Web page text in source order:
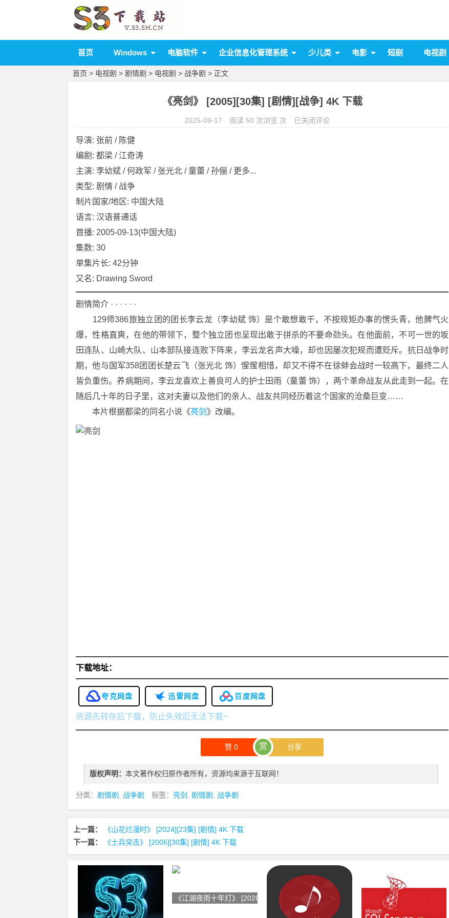
首页 Windows 电脑软件 企业信息化管理系统 少儿类 电影 短剧 电视剧
首页 > 电视剧 > 剧情剧 > 电视剧 > 战争剧 > 正文
《亮剑》 [2005][30集] [剧情][战争] 4K 下载
2025-09-17 阅读 50 次浏览 次 已关闭评论
导演: 张前 / 陈健
编剧: 都梁 / 江奇涛
主演: 李幼斌 / 何政军 / 张光北 / 童蕾 / 孙俪 / 更多...
类型: 剧情 / 战争
制片国家/地区: 中国大陆
语言: 汉语普通话
首播: 2005-09-13(中国大陆)
集数: 30
单集片长: 42分钟
又名: Drawing Sword
剧情简介 · · · · · ·
129师386旅独立团的团长李云龙（李幼斌 饰）是个敢想敢干，不按规矩办事的愣头青，他脾气火
爆，性格直爽，在他的带领下，整个独立团也呈现出敢于拼杀的不要命劲头。在他面前，不可一世的坂
田连队、山崎大队、山本部队接连败下阵来，李云龙名声大噪，却也因屡次犯规而遭贬斥。抗日战争时
期，他与国军358团团长楚云飞（张光北 饰）惺惺相惜，却又不得不在徐蚌会战时一较高下，最终二人
皆负重伤。养病期间，李云龙喜欢上善良可人的护士田雨（童蕾 饰），两个革命战友从此走到一起。在
随后几十年的日子里，这对夫妻以及他们的亲人、战友共同经历着这个国家的沧桑巨变……
本片根据都梁的同名小说《亮剑 》改编。
下载地址：
夸克网盘 迅雷网盘 百度网盘
资源先转存后下载，防止失效后无法下载~
赞 0 赏 分享
版权声明：本文著作权归原作者所有，资源均来源于互联网！
分类： 剧情剧 战争剧 标签： 亮剑 剧情剧 战争剧
上一篇：
《山花烂漫时》 [2024][23集] [剧情] 4K 下载
下一篇：
《士兵突击》 [2006][30集] [剧情] 4K 下载
《江湖夜雨十年灯》 [2026][37集